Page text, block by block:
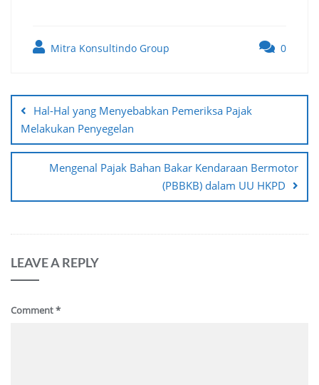
Mitra Konsultindo Group 0
navigation
Hal-Hal yang Menyebabkan Pemeriksa Pajak
Melakukan Penyegelan
Mengenal Pajak Bahan Bakar Kendaraan Bermotor
(PBBKB) dalam UU HKPD
LEAVE A REPLY
Comment*